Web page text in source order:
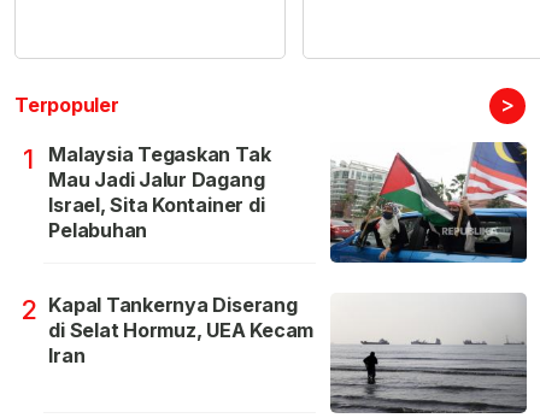
Terpopuler >
1
Malaysia Tegaskan Tak
Mau Jadi Jalur Dagang
Israel, Sita Kontainer di
Pelabuhan
2 Kapal Tankernya Diserang
di Selat Hormuz, UEA Kecam
Iran